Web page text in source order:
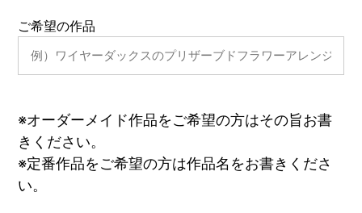
ご希望の作品
※オーダーメイド作品をご希望の方はその旨お書
きください。
※定番作品をご希望の方は作品名をお書きくださ
い。